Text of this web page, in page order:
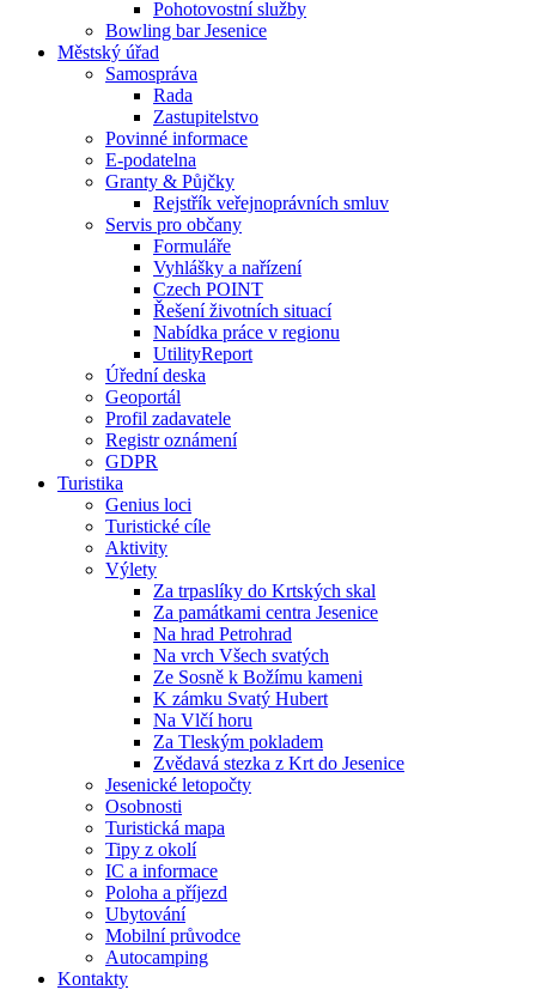
Pohotovostní služby
Bowling bar Jesenice
Městský úřad
Samospráva
Rada
Zastupitelstvo
Povinné informace
E-podatelna
Granty & Půjčky
Rejstřík veřejnoprávních smluv
Servis pro občany
Formuláře
Vyhlášky a nařízení
Czech POINT
Řešení životních situací
Nabídka práce v regionu
UtilityReport
Úřední deska
Geoportál
Profil zadavatele
Registr oznámení
GDPR
Turistika
Genius loci
Turistické cíle
Aktivity
Výlety
Za trpaslíky do Krtských skal
Za památkami centra Jesenice
Na hrad Petrohrad
Na vrch Všech svatých
Ze Sosně k Božímu kameni
K zámku Svatý Hubert
Na Vlčí horu
Za Tleským pokladem
Zvědavá stezka z Krt do Jesenice
Jesenické letopočty
Osobnosti
Turistická mapa
Tipy z okolí
IC a informace
Poloha a příjezd
Ubytování
Mobilní průvodce
Autocamping
Kontakty